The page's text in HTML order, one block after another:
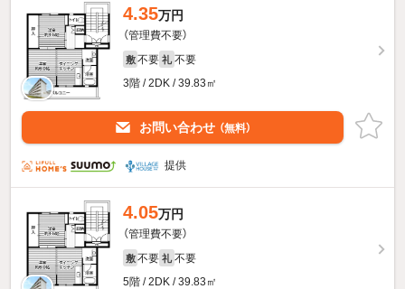
4.35万円
（管理費不要）
敷 不要 礼 不要
3階 / 2DK / 39.83㎡
お問い合わせ （無料）
提供
4.05万円
（管理費不要）
敷 不要 礼 不要
5階 / 2DK / 39.83㎡